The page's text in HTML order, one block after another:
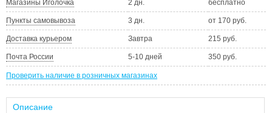
Магазины Иголочка 2 дн. бесплатно
Пункты самовывоза 3 дн. от 170 руб.
Доставка курьером Завтра 215 руб.
Почта России 5-10 дней 350 руб.
Проверить наличие в розничных магазинах
Описание